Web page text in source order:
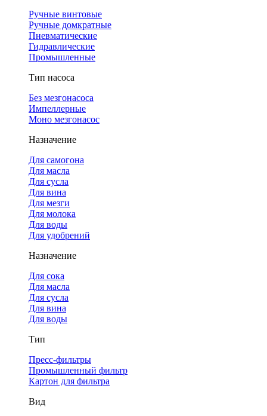
Ручные винтовые
Ручные домкратные
Пневматические
Гидравлические
Промышленные
Тип насоса
Без мезгонасоса
Импеллерные
Моно мезгонасос
Назначение
Для самогона
Для масла
Для сусла
Для вина
Для мезги
Для молока
Для воды
Для удобрений
Назначение
Для сока
Для масла
Для сусла
Для вина
Для воды
Тип
Пресс-фильтры
Промышленный фильтр
Картон для фильтра
Вид